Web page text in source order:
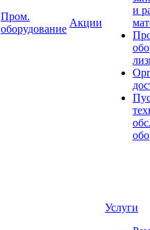
Пром.
оборудование
Акции
и
Услуги